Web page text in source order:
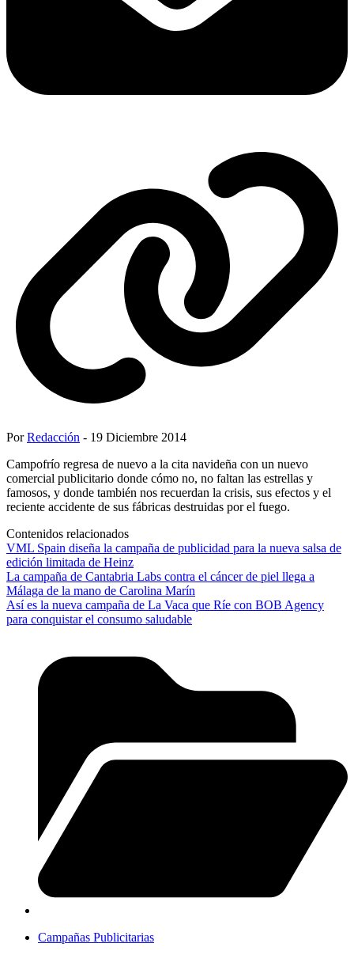
PorRedacción - 19 Diciembre 2014
Campofrío regresa de nuevo a la cita navideña con un nuevo
comercial publicitario donde cómo no, no faltan las estrellas y
famosos, y donde también nos recuerdan la crisis, sus efectos y el
reciente accidente de sus fábricas destruidas por el fuego.
Contenidos relacionados
VML Spain diseña la campaña de publicidad para la nueva salsa de
edición limitada de Heinz
La campaña de Cantabria Labs contra el cáncer de piel llega a
Málaga de la mano de Carolina Marín
Así es la nueva campaña de La Vaca que Ríe con BOB Agency
para conquistar el consumo saludable
Campañas Publicitarias